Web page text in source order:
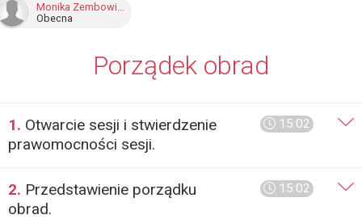
Monika Zembowicz
Obecna
Porządek obrad
15:02
1. Otwarcie sesji i stwierdzenie
prawomocności sesji.
15:02
2. Przedstawienie porządku
obrad.